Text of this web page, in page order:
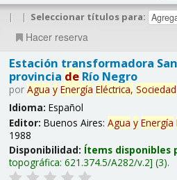
| | Seleccionar títulos para:
Hacer reserva
Estación transformadora
provincia deRío Negro
por Agua y Energía Eléctrica, Sociedad
Idioma: Español
Editor: Buenos Aires: Agua y Energía
1988
Disponibilidad: Ítems disponibles
topográfica: 621.374.5/A282/v.2 (3).